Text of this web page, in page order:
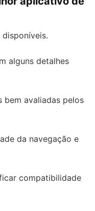
alguns detalhes
bem avaliadas pelos
da navegação e
compatibilidade